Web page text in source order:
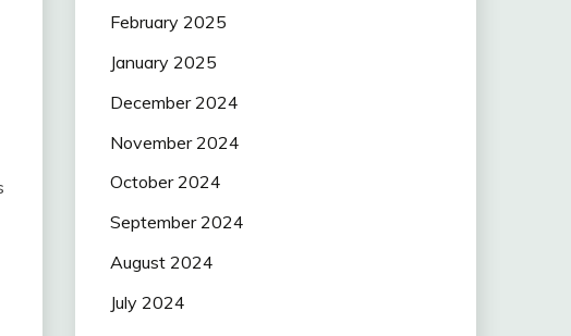
February 2025
January 2025
December 2024
November 2024
October 2024
September 2024
August 2024
July 2024